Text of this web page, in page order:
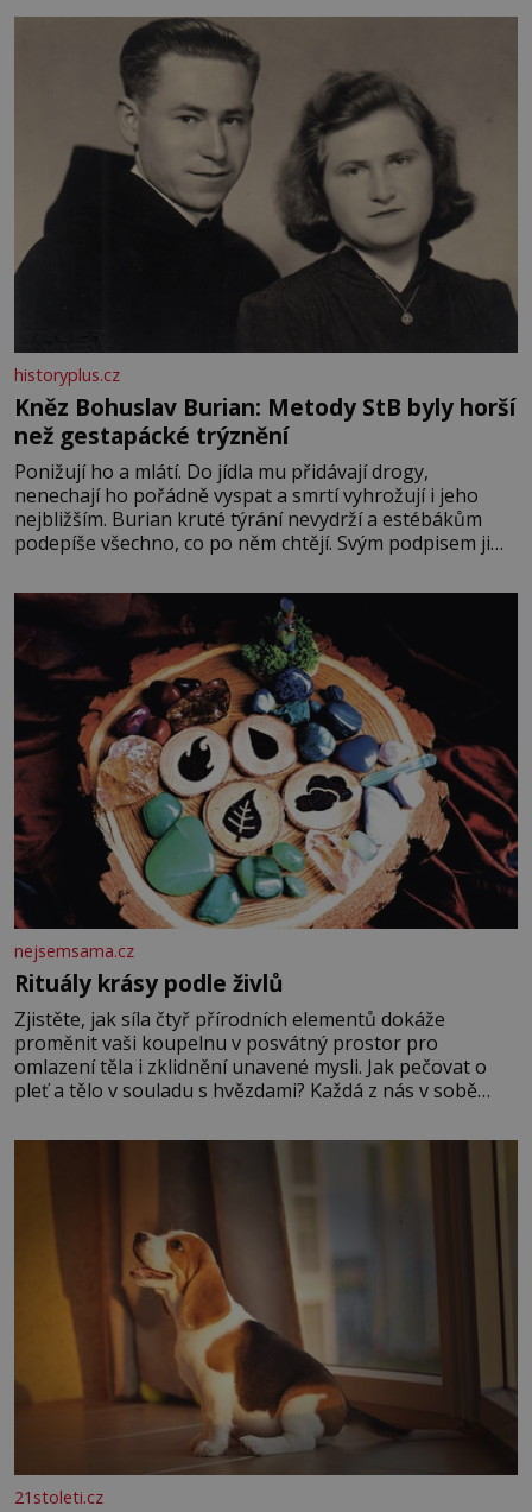
měkkost a bezpečí, proto by pokoj miminka měl působit
především klidně a útulně. Předškolní věk je
historyplus.cz
Kněz Bohuslav Burian: Metody StB byly horší
než gestapácké trýznění
Ponižují ho a mlátí. Do jídla mu přidávají drogy,
nenechají ho pořádně vyspat a smrtí vyhrožují i jeho
nejbližším. Burian kruté týrání nevydrží a estébákům
podepíše všechno, co po něm chtějí. Svým podpisem jim
fyzický ani psychický nátlak. Syn brněnského řezníka
chce být knězem a
nejsemsama.cz
Rituály krásy podle živlů
Zjistěte, jak síla čtyř přírodních elementů dokáže
proměnit vaši koupelnu v posvátný prostor pro
omlazení těla i zklidnění unavené mysli. Jak pečovat o
pleť a tělo v souladu s hvězdami? Každá z nás v sobě
povaze, ale i v potřebách naší pokožky. Ohnivá znamení
Ženy narozené ve znamení Berana, Lva a Střelce v sobě
nesou žár, odvahu a neutuchající elán. Vaše
21stoleti.cz